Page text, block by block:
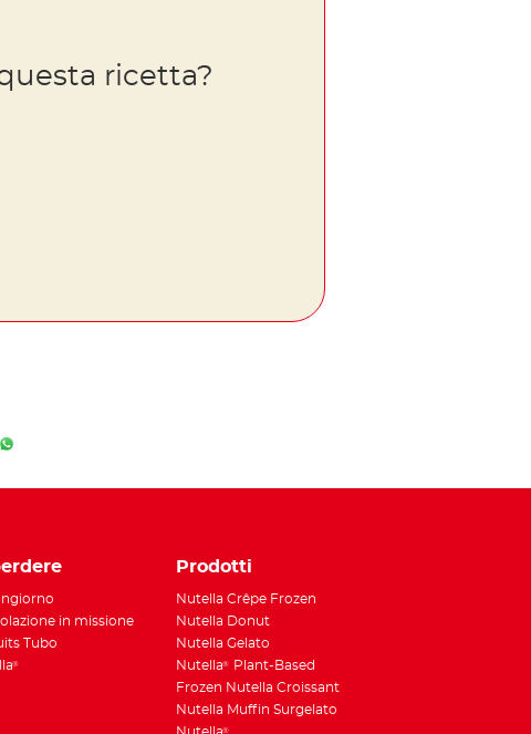
ricetta?
WhatsApp
in missione
Tubo
®
Prodotti
Nutella Crêpe Frozen
Nutella Donut
Nutella Gelato
Nutella®
Plant-Based
Frozen Nutella Croissant
Nutella Muffin Surgelato
®